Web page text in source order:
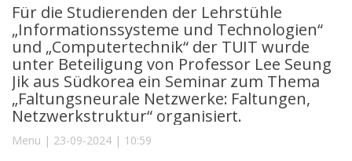
Für die Studierenden der Lehrstühle
„Informationssysteme und Technologien“
und „Computertechnik“ der TUIT wurde
unter Beteiligung von Professor Lee Seung
Jik aus Südkorea ein Seminar zum Thema
„Faltungsneurale Netzwerke: Faltungen,
Netzwerkstruktur“ organisiert.
Menu | 23-09-2024 | 10:59